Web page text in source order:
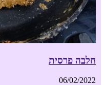
חלבה פרסית
06/02/2022